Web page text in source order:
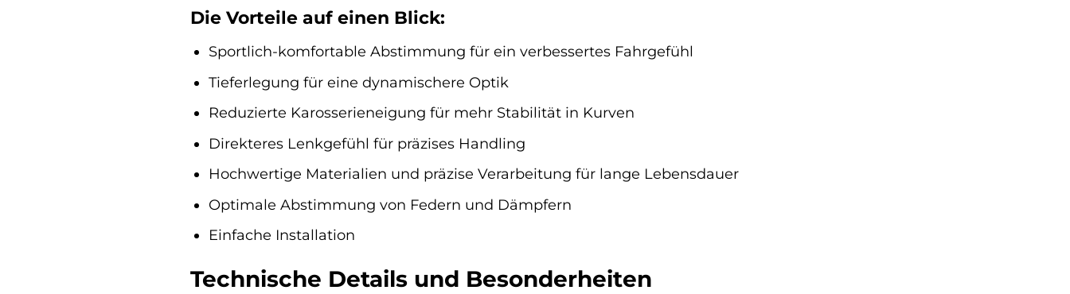
Die Vorteile auf einen Blick:
Sportlich-komfortable Abstimmung für ein verbessertes Fahrgefühl
Tieferlegung für eine dynamischere Optik
Reduzierte Karosserieneigung für mehr Stabilität in Kurven
Direkteres Lenkgefühl für präzises Handling
Hochwertige Materialien und präzise Verarbeitung für lange Lebensdauer
Optimale Abstimmung von Federn und Dämpfern
Einfache Installation
Technische Details und Besonderheiten